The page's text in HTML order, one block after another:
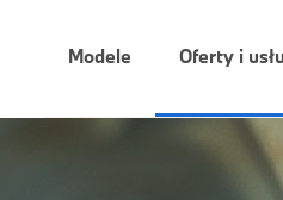
Modele Oferty i